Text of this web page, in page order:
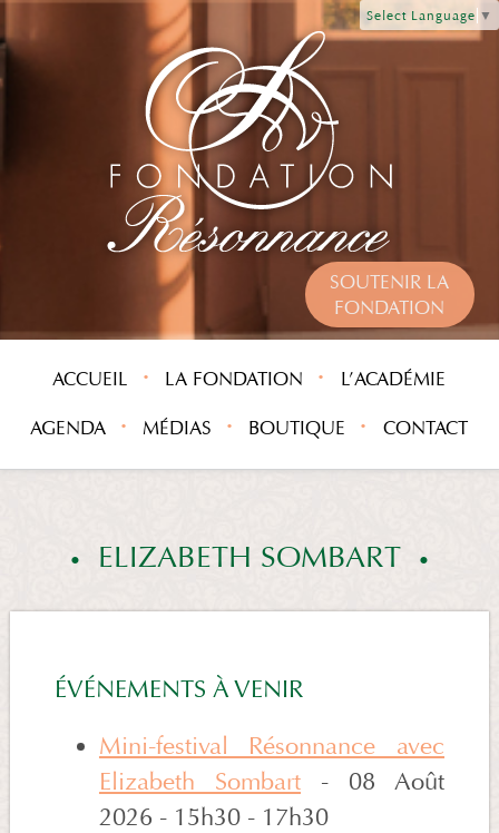
Select Language ▼
SOUTENIR LA
FONDATION
ACCUEIL LA FONDATION L’ACADÉMIE
AGENDA MÉDIAS BOUTIQUE CONTACT
ELIZABETH SOMBART
ÉVÉNEMENTS À VENIR
Mini-festival Résonnance avec
Elizabeth Sombart- 08 Août
2026 - 15h30 - 17h30